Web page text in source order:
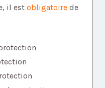
il est obligatoire de